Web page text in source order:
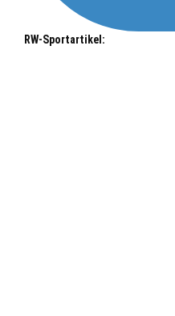
RW-Sportartikel: